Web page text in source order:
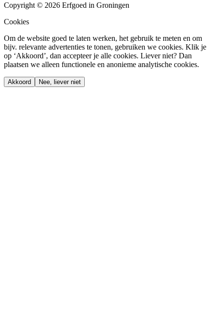
Copyright © 2026 Erfgoed in Groningen
Cookies
Om de website goed te laten werken, het gebruik te meten en om
bijv. relevante advertenties te tonen, gebruiken we cookies. Klik je
op ‘Akkoord’, dan accepteer je alle cookies. Liever niet? Dan
plaatsen we alleen functionele en anonieme analytische cookies.
Akkoord Nee, liever niet